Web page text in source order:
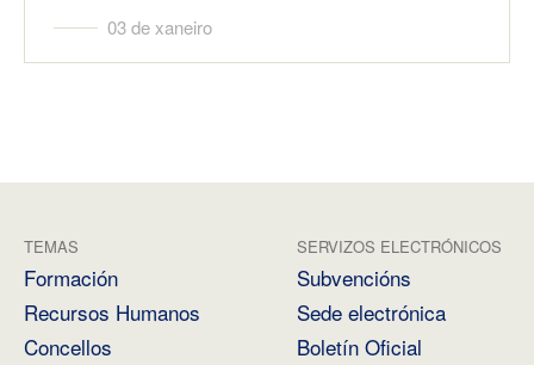
03 de xaneiro
TEMAS
Formación
Recursos Humanos
Concellos
SERVIZOS ELECTRÓNICOS
Subvencións
Sede electrónica
Boletín Oficial